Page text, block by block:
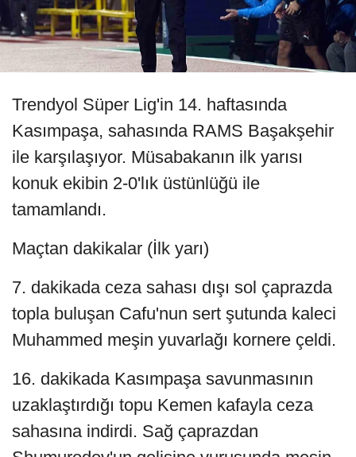
Trendyol Süper Lig'in 14. haftasında
Kasımpaşa, sahasında RAMS Başakşehir
ile karşılaşıyor. Müsabakanın ilk yarısı
konuk ekibin 2-0'lık üstünlüğü ile
tamamlandı.
Maçtan dakikalar (İlk yarı)
7. dakikada ceza sahası dışı sol çaprazda
topla buluşan Cafu'nun sert şutunda kaleci
Muhammed meşin yuvarlağı kornere çeldi.
16. dakikada Kasımpaşa savunmasının
uzaklaştırdığı topu Kemen kafayla ceza
sahasına indirdi. Sağ çaprazdan